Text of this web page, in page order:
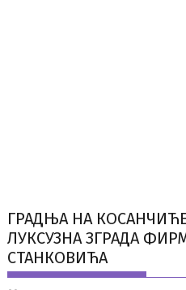
ГРАДЊА НА
ЛУКСУЗНА ЗГРАДА
СТАНКОВИЋА